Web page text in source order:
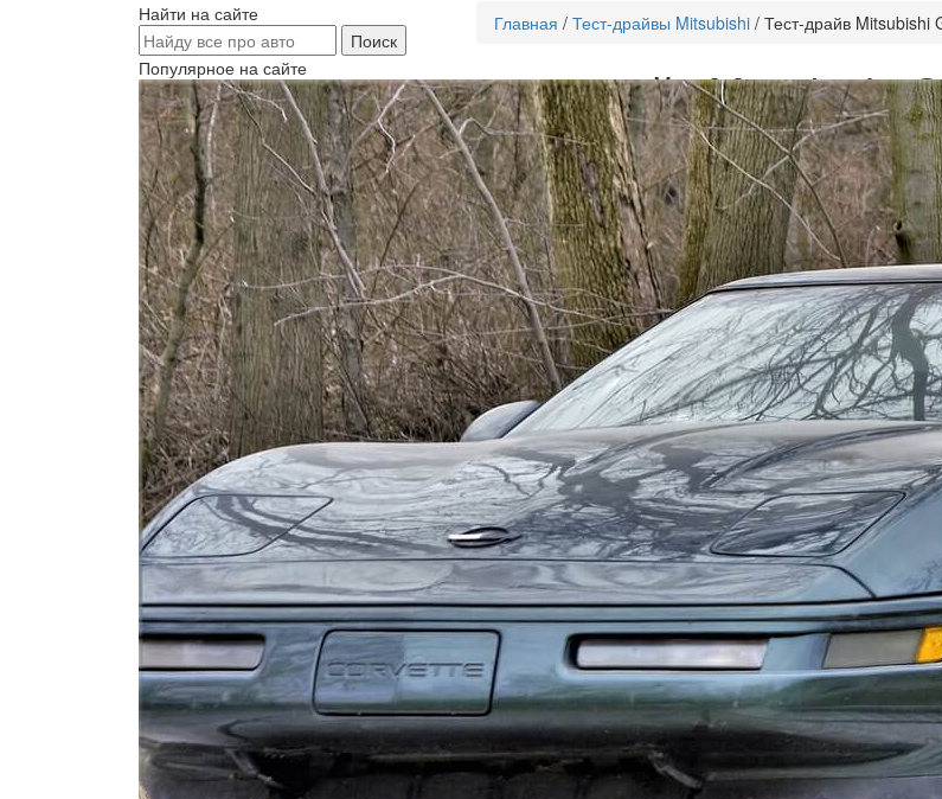
Главная / Тест-драйвы Mitsubishi / Тест-драйв Mitsubishi
Тест-драйв Mitsubishi
Грандис)
Mitsubishi Grandis– это стильный и современный
дизайнерские решения быстро сделали его
передняя и задняя часть. Стоит отметить отличные
позиции среди минивэнов.Компания Мицубиси Моторс
мощностью 165 л.с. На машину устанавливается 5-и
КП. Привод предусмотрен только на передние колеса.
Видео Mitsubishi Grandis
Сегодня в нашем тест-драйве мы рассмотрим подробно
драйв Мицубиси Грандис видеониже.
Как видим,Mitsubishi Grandis– это действительно
отмечают среди достоинств машины привлекательный
Еще можно почитать
Добавить комментарий
Найти на сайте
Популярное на сайте